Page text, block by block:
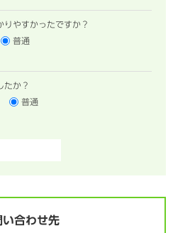
やすかったですか？
普通
たか？
普通
い合わせ先